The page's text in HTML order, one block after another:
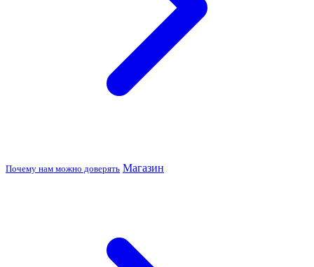
Почему нам можно доверять Магазин